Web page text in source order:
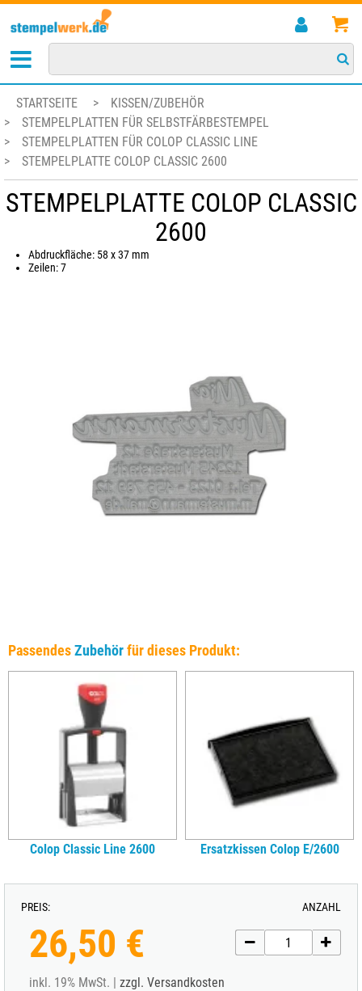
STARTSEITE >
KISSEN/ZUBEHÖR
>
STEMPELPLATTEN FÜR SELBSTFÄRBESTEMPEL
>
STEMPELPLATTEN FÜR COLOP CLASSIC LINE
>
STEMPELPLATTE COLOP CLASSIC 2600
STEMPELPLATTE COLOP CLASSIC
2600
Abdruckfläche: 58 x 37 mm
Zeilen: 7
PassendesZubehörfür dieses Produkt:
Colop Classic Line 2600 Ersatzkissen Colop E/2600
PREIS:
26,50 €
inkl. 19% MwSt. | zzgl. Versandkosten
ANZAHL